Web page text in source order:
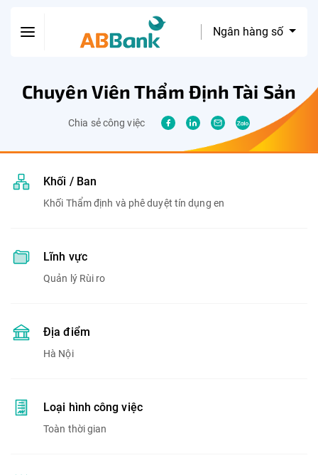
Ngân hàng số
Chuyên Viên Thẩm Định Tài Sản
Chia sẻ công việc
Khối / Ban
Khối Thẩm định và phê duyệt tín dụng en
Lĩnh vực
Quản lý Rùi ro
Địa điểm
Hà Nội
Loại hình công việc
Toàn thời gian